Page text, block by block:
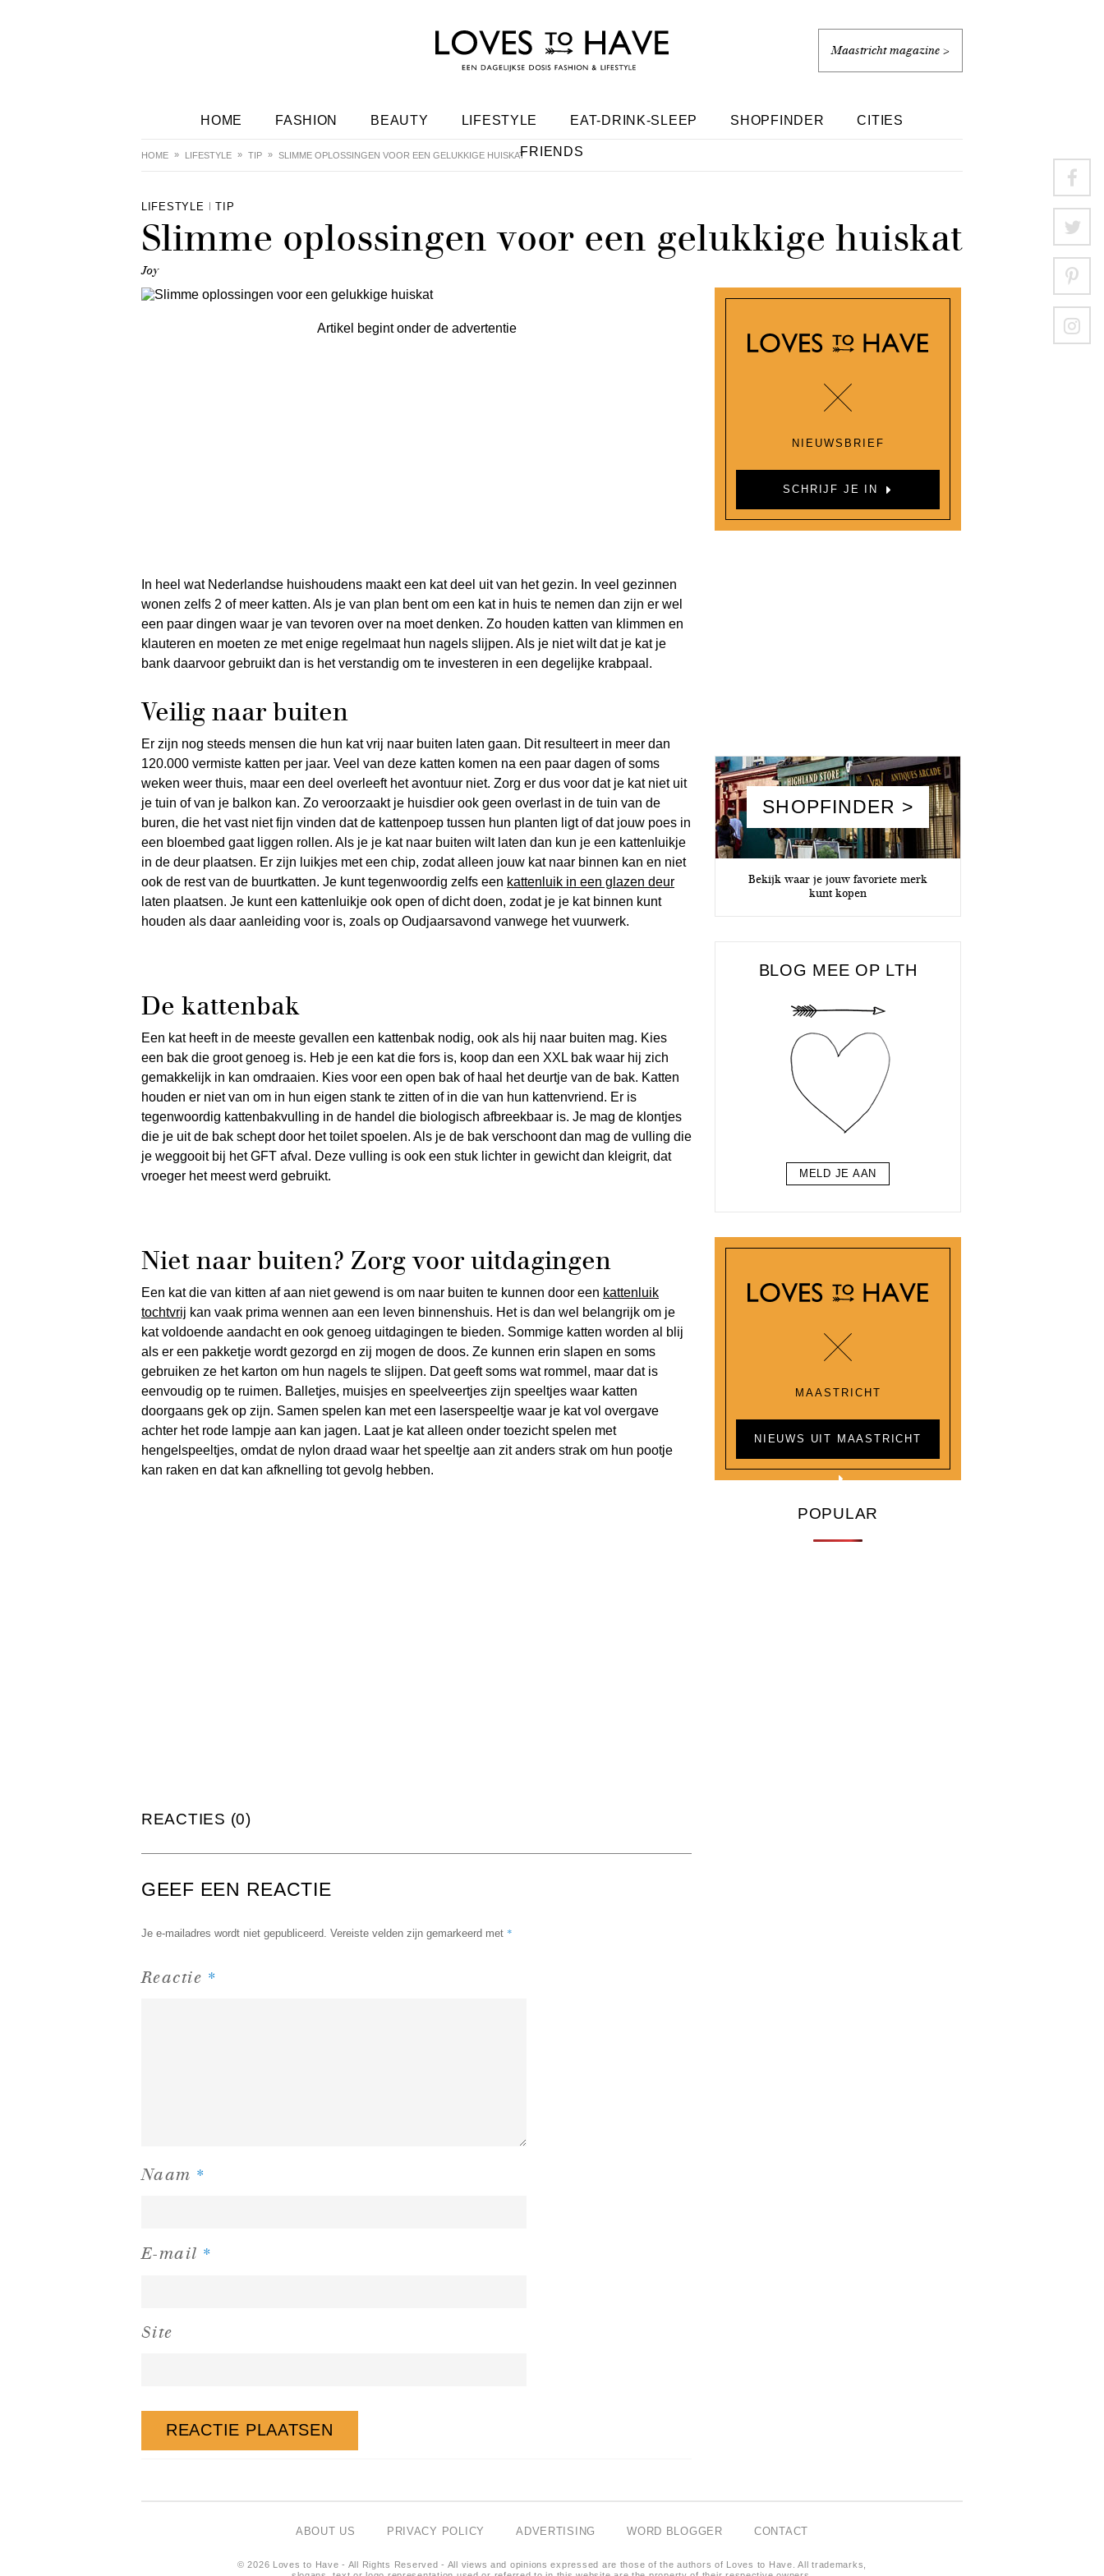
Maastricht magazine >
HOME FASHION BEAUTY LIFESTYLE EAT-DRINK-SLEEP SHOPFINDER CITIES
FRIENDS
HOME LIFESTYLE TIP SLIMME OPLOSSINGEN VOOR EEN GELUKKIGE HUISKAT
LIFESTYLE TIP
Slimme oplossingen voor een gelukkige huiskat
Joy
Artikel begint onder de advertentie
In heel wat Nederlandse huishoudens maakt een kat deel uit van het gezin. In veel gezinnen
wonen zelfs 2 of meer katten. Als je van plan bent om een kat in huis te nemen dan zijn er wel
een paar dingen waar je van tevoren over na moet denken. Zo houden katten van klimmen en
klauteren en moeten ze met enige regelmaat hun nagels slijpen. Als je niet wilt dat je kat je
bank daarvoor gebruikt dan is het verstandig om te investeren in een degelijke krabpaal.
Veilig naar buiten
Er zijn nog steeds mensen die hun kat vrij naar buiten laten gaan. Dit resulteert in meer dan
120.000 vermiste katten per jaar. Veel van deze katten komen na een paar dagen of soms
weken weer thuis, maar een deel overleeft het avontuur niet. Zorg er dus voor dat je kat niet uit
je tuin of van je balkon kan. Zo veroorzaakt je huisdier ook geen overlast in de tuin van de
buren, die het vast niet fijn vinden dat de kattenpoep tussen hun planten ligt of dat jouw poes in
een bloembed gaat liggen rollen. Als je je kat naar buiten wilt laten dan kun je een kattenluikje
in de deur plaatsen. Er zijn luikjes met een chip, zodat alleen jouw kat naar binnen kan en niet
ook de rest van de buurtkatten. Je kunt tegenwoordig zelfs een kattenluik in een glazen deur
laten plaatsen. Je kunt een kattenluikje ook open of dicht doen, zodat je je kat binnen kunt
houden als daar aanleiding voor is, zoals op Oudjaarsavond vanwege het vuurwerk.
De kattenbak
Een kat heeft in de meeste gevallen een kattenbak nodig, ook als hij naar buiten mag. Kies
een bak die groot genoeg is. Heb je een kat die fors is, koop dan een XXL bak waar hij zich
gemakkelijk in kan omdraaien. Kies voor een open bak of haal het deurtje van de bak. Katten
houden er niet van om in hun eigen stank te zitten of in die van hun kattenvriend. Er is
tegenwoordig kattenbakvulling in de handel die biologisch afbreekbaar is. Je mag de klontjes
die je uit de bak schept door het toilet spoelen. Als je de bak verschoont dan mag de vulling die
je weggooit bij het GFT afval. Deze vulling is ook een stuk lichter in gewicht dan kleigrit, dat
vroeger het meest werd gebruikt.
Niet naar buiten? Zorg voor uitdagingen
Een kat die van kitten af aan niet gewend is om naar buiten te kunnen door een kattenluik
tochtvrij kan vaak prima wennen aan een leven binnenshuis. Het is dan wel belangrijk om je
kat voldoende aandacht en ook genoeg uitdagingen te bieden. Sommige katten worden al blij
als er een pakketje wordt gezorgd en zij mogen de doos. Ze kunnen erin slapen en soms
gebruiken ze het karton om hun nagels te slijpen. Dat geeft soms wat rommel, maar dat is
eenvoudig op te ruimen. Balletjes, muisjes en speelveertjes zijn speeltjes waar katten
doorgaans gek op zijn. Samen spelen kan met een laserspeeltje waar je kat vol overgave
achter het rode lampje aan kan jagen. Laat je kat alleen onder toezicht spelen met
hengelspeeltjes, omdat de nylon draad waar het speeltje aan zit anders strak om hun pootje
kan raken en dat kan afknelling tot gevolg hebben.
REACTIES (0)
GEEF EEN REACTIE
Je e-mailadres wordt niet gepubliceerd. Vereiste velden zijn gemarkeerd met *
Reactie *
Naam *
E-mail *
Site
NIEUWSBRIEF
SCHRIJF JE IN
SHOPFINDER >
Bekijk waar je jouw favoriete merk
kunt kopen
BLOG MEE OP LTH
MELD JE AAN
MAASTRICHT
NIEUWS UIT MAASTRICHT
POPULAR
ABOUT US PRIVACY POLICY ADVERTISING WORD BLOGGER CONTACT
© 2026 Loves to Have - All Rights Reserved - All views and opinions expressed are those of the authors of Loves to Have. All trademarks,